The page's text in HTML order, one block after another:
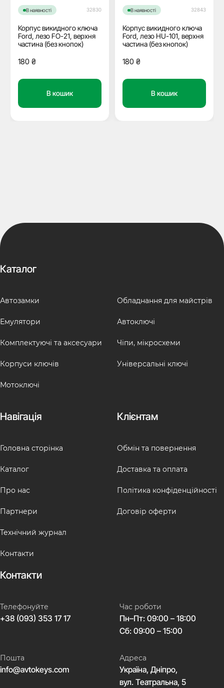
В наявності 32830
Корпус викидного ключа
Ford, лезо FO-21, верхня
частина (без кнопок)
180 ₴
В кошик
В наявності 32843
Корпус викидного ключа
Ford, лезо HU-101, верхня
частина (без кнопок)
180 ₴
В кошик
Каталог
Автозамки
Емулятори
Комплектуючі та аксесуари
Корпуси ключів
Мотоключі
Обладнання для майстрів
Автоключі
Чіпи, мікросхеми
Універсальні ключі
Навігація
Головна сторінка
Каталог
Про нас
Партнери
Технічний журнал
Контакти
Клієнтам
Обмін та повернення
Доставка та оплата
Політика конфіденційності
Договір оферти
Контакти
Телефонуйте
+38 (093) 353 17 17
Час роботи
Пн–Пт: 09:00 – 18:00
Сб: 09:00 – 15:00
Пошта
info@avtokeys.com
Адреса
Україна, Дніпро,
вул. Театральна, 5